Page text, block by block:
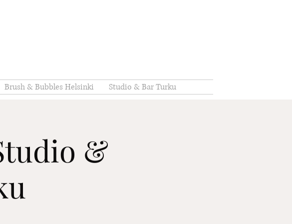
Brush & Bubbles Helsinki Studio & Bar Turku
&